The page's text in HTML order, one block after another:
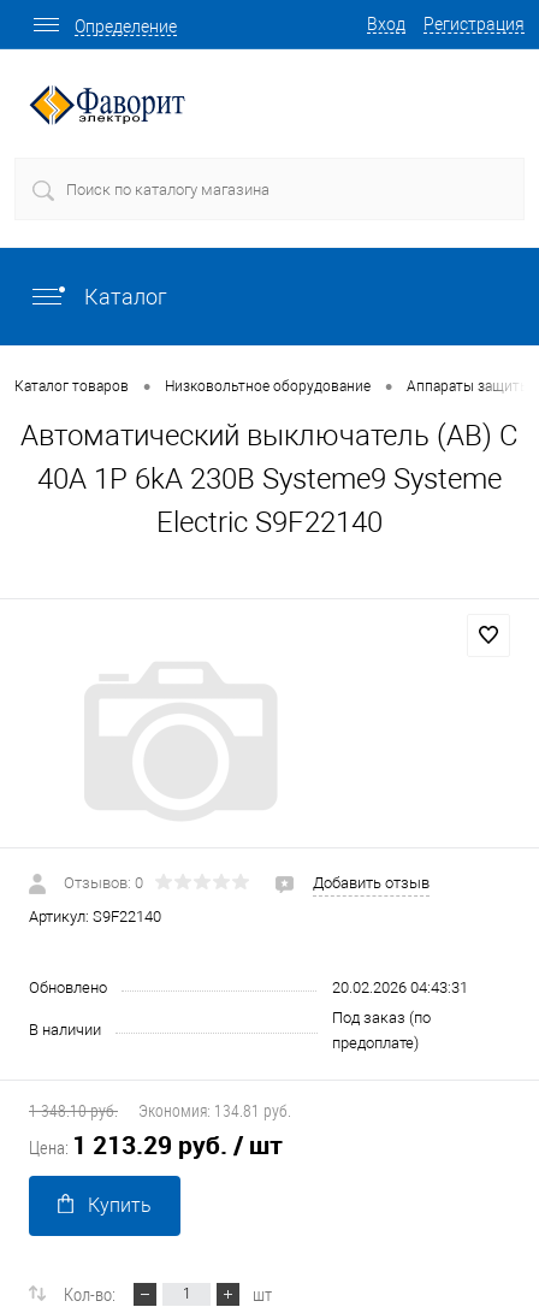
Вход Регистрация
Определение
Каталог
Каталог товаров • Низковольтное оборудование • Аппараты защиты
Автоматический выключатель (АВ) C
40A 1P 6kA 230В Systeme9 Systeme
Electric S9F22140
Отзывов: 0
Добавить отзыв
Артикул: S9F22140
Обновлено 20.02.2026 04:43:31
В наличии
Под заказ (по
предоплате)
1 348.10 руб. Экономия: 134.81 руб.
Цена: 1 213.29 руб. / шт
Купить
Кол-во:
шт